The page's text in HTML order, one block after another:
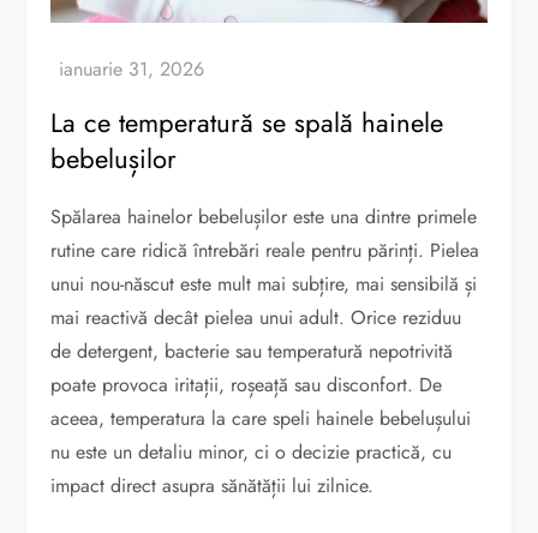
La ce temperatură se spală hainele
bebelușilor
Spălarea hainelor bebelușilor este una dintre primele
rutine care ridică întrebări reale pentru părinți. Pielea
unui nou-născut este mult mai subțire, mai sensibilă și
mai reactivă decât pielea unui adult. Orice reziduu
de detergent, bacterie sau temperatură nepotrivită
poate provoca iritații, roșeață sau disconfort. De
aceea, temperatura la care speli hainele bebelușului
nu este un detaliu minor, ci o decizie practică, cu
impact direct asupra sănătății lui zilnice.